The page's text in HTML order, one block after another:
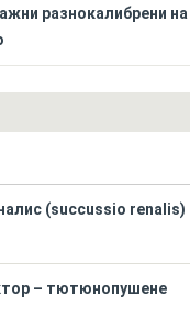
разнокалибрени на
(succussio renalis)
– тютюнопушене